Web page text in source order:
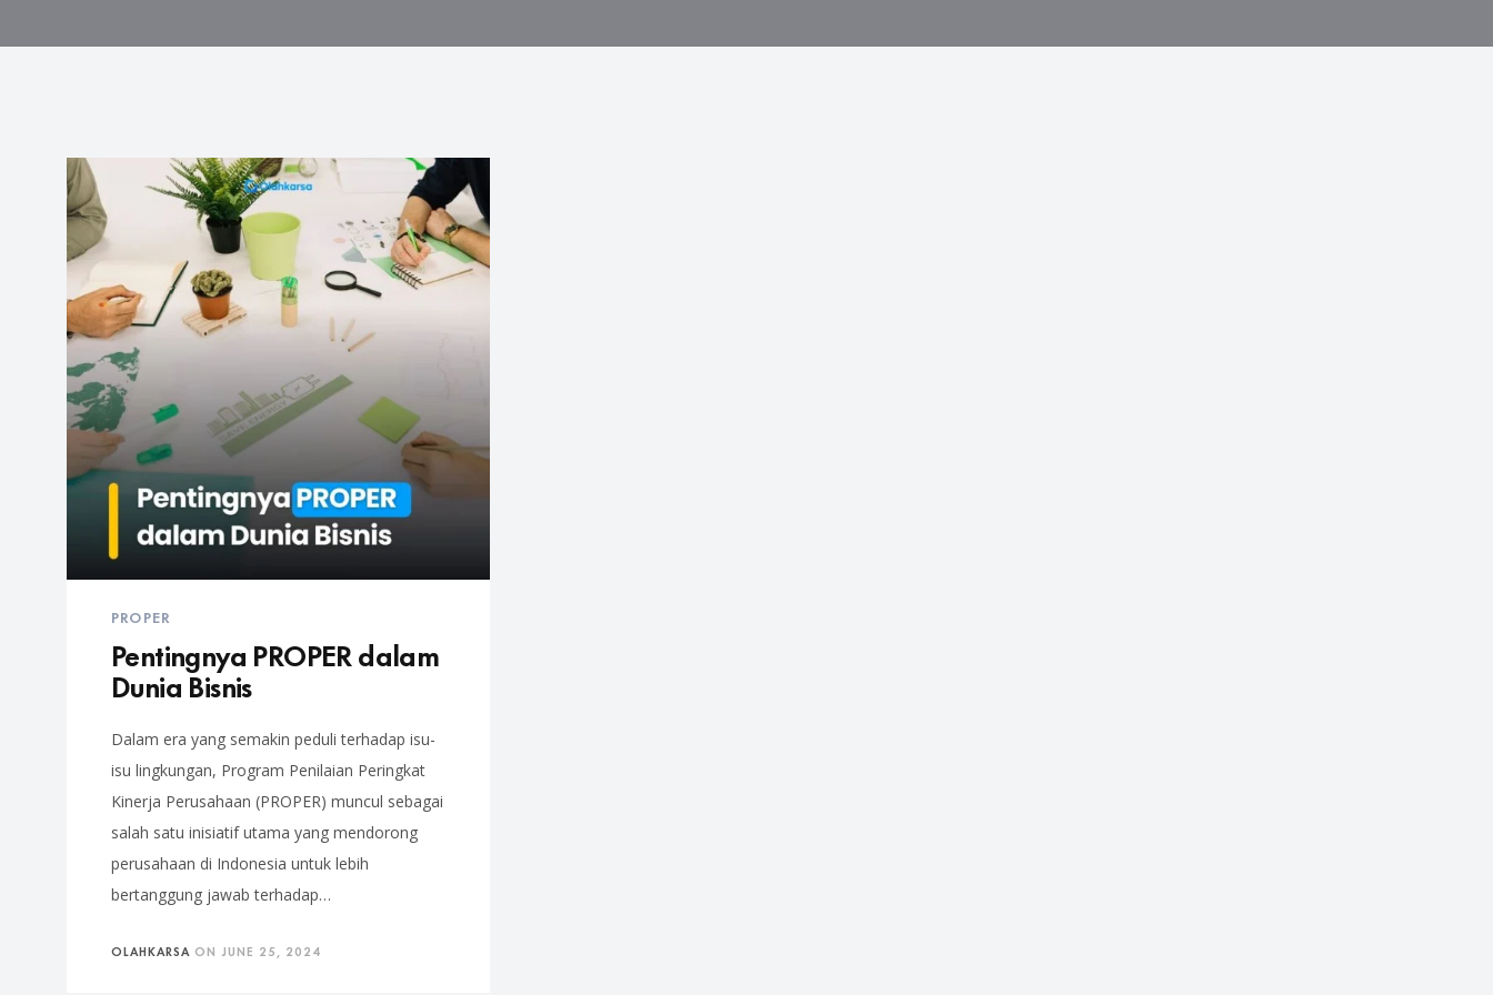
PROPER
Pentingnya PROPER dalam
Dunia Bisnis
Dalam era yang semakin peduli terhadap isu-
isu lingkungan, Program Penilaian Peringkat
Kinerja Perusahaan (PROPER) muncul sebagai
salah satu inisiatif utama yang mendorong
perusahaan di Indonesia untuk lebih
bertanggung jawab terhadap…
OLAHKARSA ON JUNE 25, 2024